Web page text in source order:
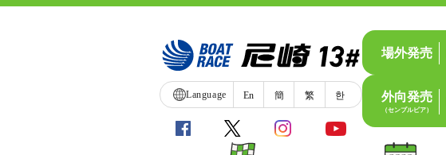
Language En 簡 繁 한
場外発売
外向発売
（センプルピア）